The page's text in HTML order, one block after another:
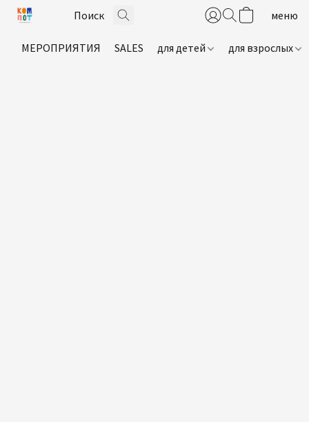
МЕРОПРИЯТИЯ SALES для детей для взрослых